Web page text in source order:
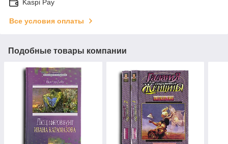
Kaspi Pay
Все условия оплаты
Подобные товары компании